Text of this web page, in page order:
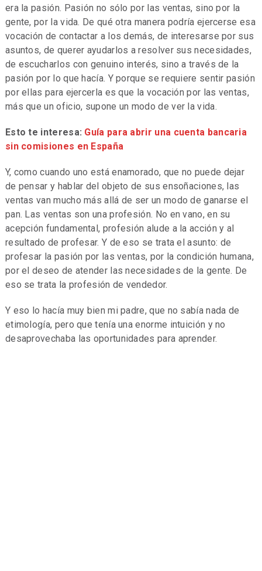
era la pasión. Pasión no sólo por las ventas, sino por la
gente, por la vida. De qué otra manera podría ejercerse esa
vocación de contactar a los demás, de interesarse por sus
asuntos, de querer ayudarlos a resolver sus necesidades,
de escucharlos con genuino interés, sino a través de la
pasión por lo que hacía. Y porque se requiere sentir pasión
por ellas para ejercerla es que la vocación por las ventas,
más que un oficio, supone un modo de ver la vida.
Esto te interesa: Guía para abrir una cuenta bancaria
sin comisiones en España
Y, como cuando uno está enamorado, que no puede dejar
de pensar y hablar del objeto de sus ensoñaciones, las
ventas van mucho más allá de ser un modo de ganarse el
pan. Las ventas son una profesión. No en vano, en su
acepción fundamental, profesión alude a la acción y al
resultado de profesar. Y de eso se trata el asunto: de
profesar la pasión por las ventas, por la condición humana,
por el deseo de atender las necesidades de la gente. De
eso se trata la profesión de vendedor.
Y eso lo hacía muy bien mi padre, que no sabía nada de
etimología, pero que tenía una enorme intuición y no
desaprovechaba las oportunidades para aprender.